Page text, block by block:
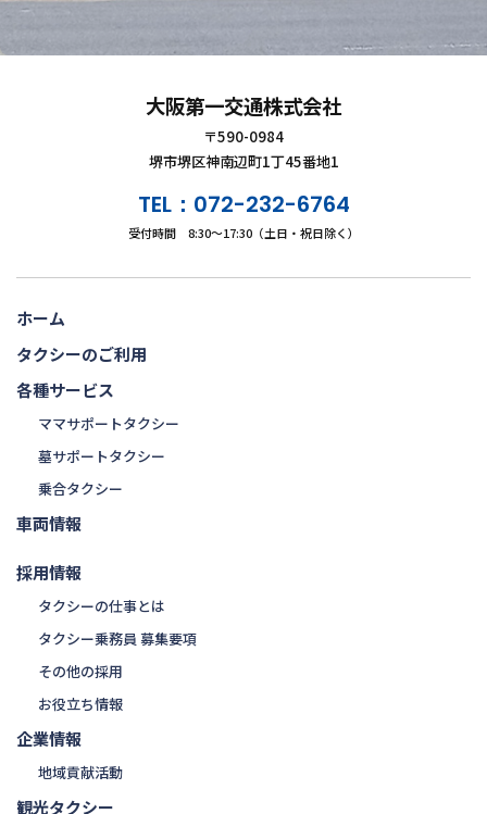
大阪第一交通株式会社
〒590-0984
堺市堺区神南辺町1丁45番地1
TEL：072-232-6764
受付時間 8:30～17:30（土日・祝日除く）
ホーム
タクシーのご利用
各種サービス
ママサポートタクシー
墓サポートタクシー
乗合タクシー
車両情報
採用情報
タクシーの仕事とは
タクシー乗務員 募集要項
その他の採用
お役立ち情報
企業情報
地域貢献活動
観光タクシー